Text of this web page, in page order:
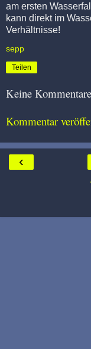
am ersten
kann direkt im
Verhältnisse!
sepp
Teilen
Keine
Kommentar
‹